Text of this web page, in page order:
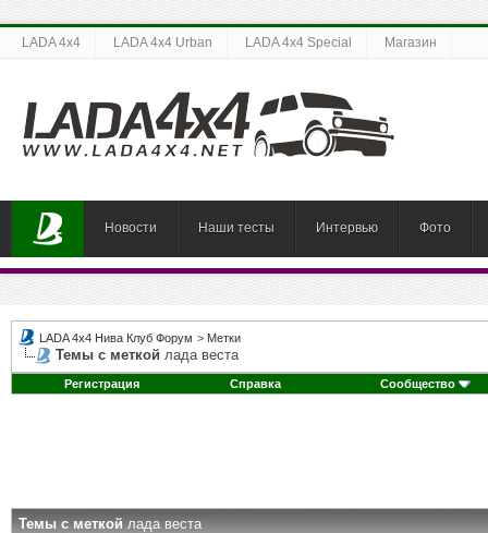
LADA 4x4 LADA 4x4 Urban LADA 4x4 Special Магазин
Новости Наши тесты Интервью Фото
LADA 4x4 Нива Клуб Форум > Метки
Темы с меткой лада веста
Регистрация Справка Сообщество
Темы с меткойлада веста